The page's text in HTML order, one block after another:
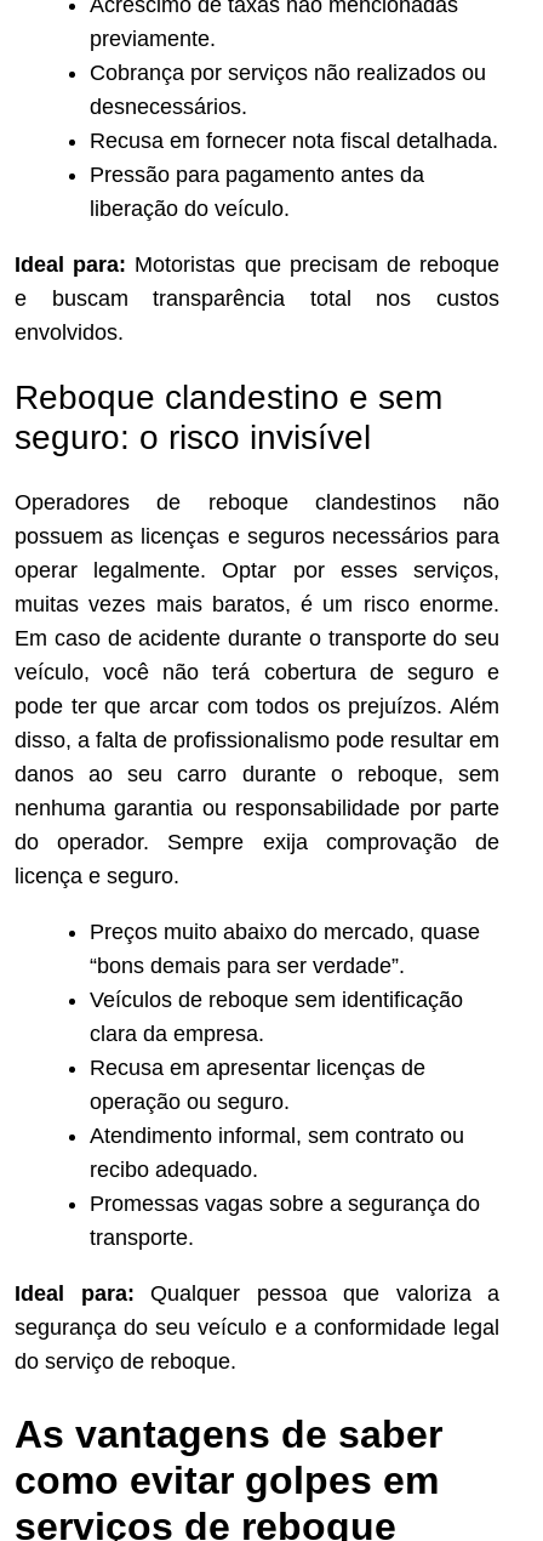
Acréscimo de taxas não mencionadas
previamente.
Cobrança por serviços não realizados ou
desnecessários.
Recusa em fornecer nota fiscal detalhada.
Pressão para pagamento antes da
liberação do veículo.
Ideal para: Motoristas que precisam de reboque
e buscam transparência total nos custos
envolvidos.
Reboque clandestino e sem
seguro: o risco invisível
Operadores de reboque clandestinos não
possuem as licenças e seguros necessários para
operar legalmente. Optar por esses serviços,
muitas vezes mais baratos, é um risco enorme.
Em caso de acidente durante o transporte do seu
veículo, você não terá cobertura de seguro e
pode ter que arcar com todos os prejuízos. Além
disso, a falta de profissionalismo pode resultar em
danos ao seu carro durante o reboque, sem
nenhuma garantia ou responsabilidade por parte
do operador. Sempre exija comprovação de
licença e seguro.
Preços muito abaixo do mercado, quase
“bons demais para ser verdade”.
Veículos de reboque sem identificação
clara da empresa.
Recusa em apresentar licenças de
operação ou seguro.
Atendimento informal, sem contrato ou
recibo adequado.
Promessas vagas sobre a segurança do
transporte.
Ideal para: Qualquer pessoa que valoriza a
segurança do seu veículo e a conformidade legal
do serviço de reboque.
As vantagens de saber
como evitar golpes em
serviços de reboque